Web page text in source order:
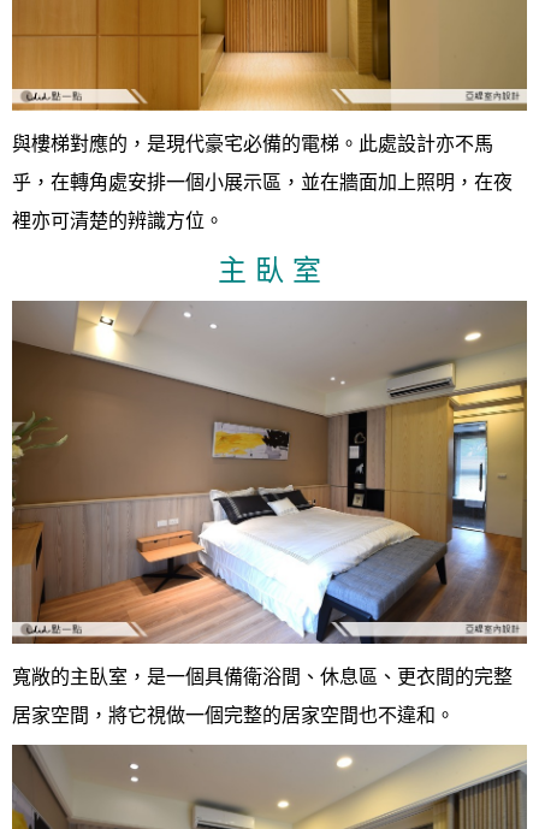
與樓梯對應的，是現代豪宅必備的電梯。此處設計亦不馬
乎，在轉角處安排一個小展示區，並在牆面加上照明，在夜
裡亦可清楚的辨識方位。
主 臥 室
寬敞的主臥室，是一個具備衛浴間、休息區、更衣間的完整
居家空間，將它視做一個完整的居家空間也不違和。